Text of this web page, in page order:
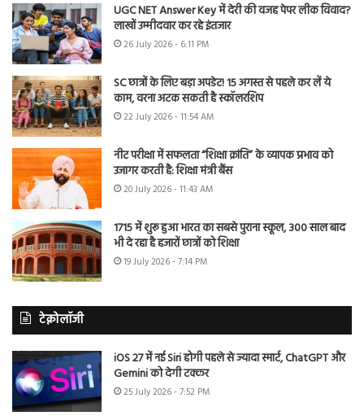
UGC NET Answer Key में देरी की वजह पेपर लीक विवाद?
लाखों उम्मीदवार कर रहे इंतजार
26 July 2026 - 6:11 PM
SC छात्रों के लिए बड़ा अपडेट! 15 अगस्त से पहले कर लें ये
काम, वरना अटक सकती है स्कॉलरशिप
22 July 2026 - 11:54 AM
नीट परीक्षा में सफलता “शिक्षा क्रांति” के व्यापक प्रभाव को
उजागर करती है: शिक्षा मंत्री बैंस
20 July 2026 - 11:43 AM
1715 में शुरू हुआ भारत का सबसे पुराना स्कूल, 300 साल बाद
भी दे रहा है हजारों छात्रों को शिक्षा
19 July 2026 - 7:14 PM
टेक्नोलॉजी
iOS 27 में नई Siri होगी पहले से ज्यादा स्मार्ट, ChatGPT और
Gemini को देगी टक्कर
25 July 2026 - 7:52 PM